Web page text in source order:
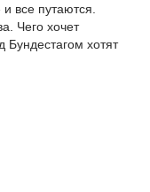
все путаются.
Чего хочет
хотят